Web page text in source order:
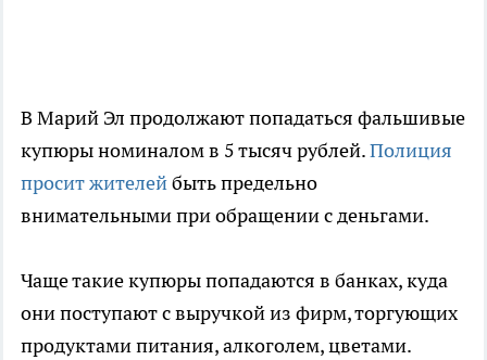
В Марий Эл продолжают попадаться фальшивые
купюры номиналом в 5 тысяч рублей.Полиция
просит жителейбыть предельно
внимательными при обращении с деньгами.
Чаще такие купюры попадаются в банках, куда
они поступают с выручкой из фирм, торгующих
продуктами питания, алкоголем, цветами.